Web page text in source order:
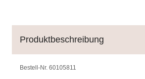
Produktbeschreibung
Bestell-Nr. 60105811